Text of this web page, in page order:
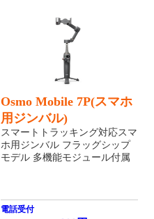
Osmo Mobile 7P(スマホ
用ジンバル)
スマートトラッキング対応スマ
ホ用ジンバル フラッグシップ
モデル 多機能モジュール付属
電話受付